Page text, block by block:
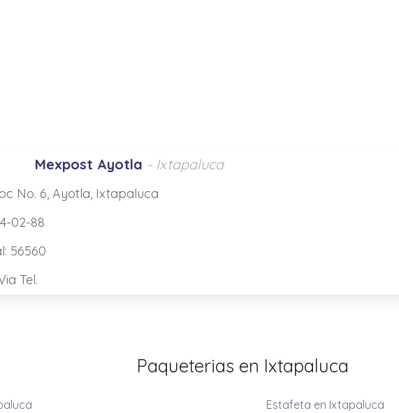
Mexpost Ayotla - Ixtapaluca
No. 6, Ayotla, Ixtapaluca
02-88
56560
Tel.
Paqueterias en Ixtapaluca
Estafeta en Ixtapaluca